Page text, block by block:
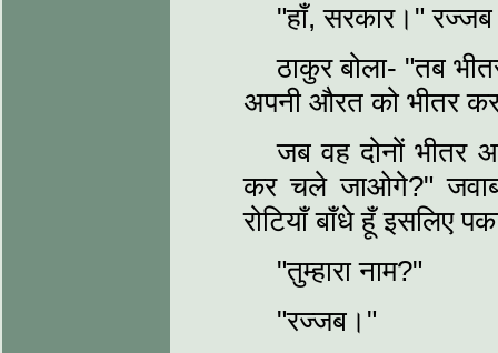
"हाँ, सरकार।" रज्जब
ठाकुर बोला- "तब
अपनी औरत को भीतर
जब वह दोनों भीतर
कर चले जाओगे?"
रोटियाँ बाँधे हूँ इसलिए
"तुम्हारा नाम?"
"रज्जब।"